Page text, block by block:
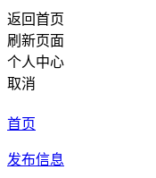
返回首页
刷新页面
个人中心
取消
首页
发布信息